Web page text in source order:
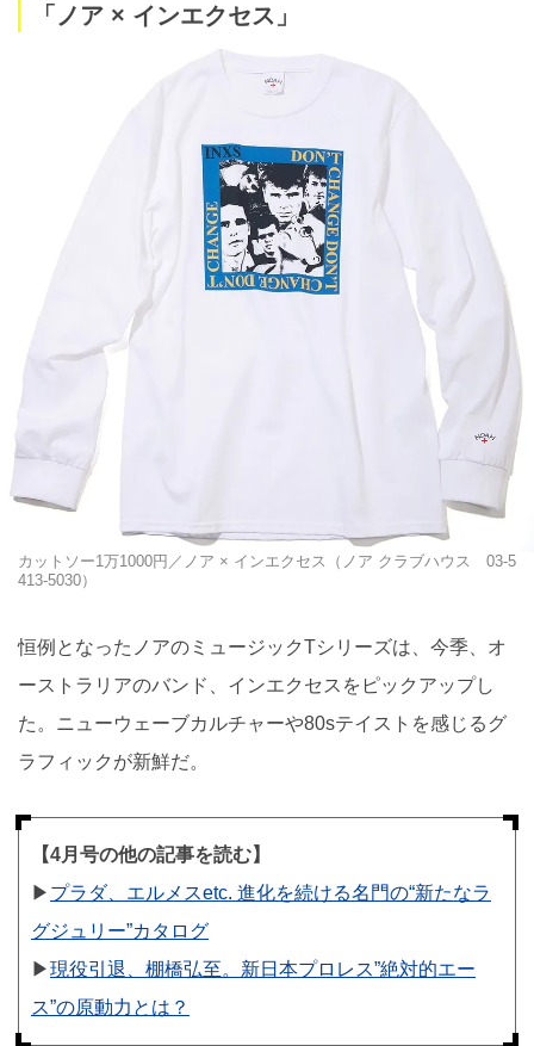
「ノア × インエクセス」
カットソー1万1000円／ノア × インエクセス（ノア クラブハウス 03-5
413-5030）
恒例となったノアのミュージックTシリーズは、今季、オ
ーストラリアのバンド、インエクセスをピックアップし
た。ニューウェーブカルチャーや80sテイストを感じるグ
ラフィックが新鮮だ。
【4月号の他の記事を読む】
▶︎ プラダ、エルメスetc. 進化を続ける名門の“新たなラ
グジュリー”カタログ
▶︎現役引退、棚橋弘至。新日本プロレス”絶対的エー
ス”の原動力とは？